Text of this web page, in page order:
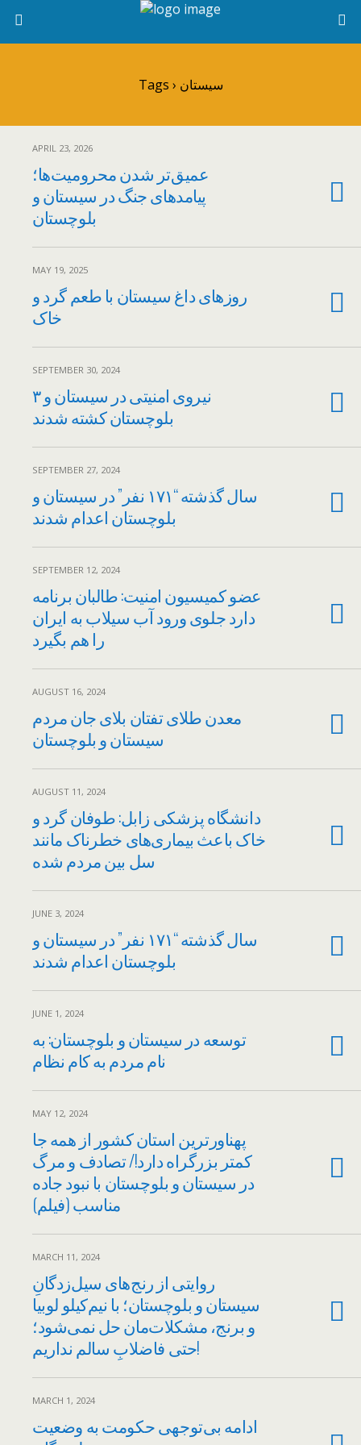
Tags › سیستان
APRIL 23, 2026
عمیق‌تر شدن محرومیت‌ها؛
پیامدهای جنگ در سیستان و
بلوچستان
MAY 19, 2025
روزهای داغ سیستان با طعم گرد و
خاک
SEPTEMBER 30, 2024
۳ نیروی امنیتی در سیستان و
بلوچستان کشته شدند
SEPTEMBER 27, 2024
سال گذشته “۱۷۱ نفر” در سیستان و
بلوچستان اعدام شدند
SEPTEMBER 12, 2024
عضو کمیسیون امنیت: طالبان برنامه
دارد جلوی ورود آب سیلاب به ایران
را هم بگیرد
AUGUST 16, 2024
معدن طلای تفتان بلای جان مردم
سیستان و بلوچستان
AUGUST 11, 2024
دانشگاه پزشکی زابل: طوفان گرد و
خاک باعث بیماری‌های خطرناک مانند
سل بین مردم شده
JUNE 3, 2024
سال گذشته “۱۷۱ نفر” در سیستان و
بلوچستان اعدام شدند
JUNE 1, 2024
توسعه‌ در سیستان و بلوچستان: به
نام مردم به‌ کام نظام
MAY 12, 2024
پهناورترین استان کشور از همه جا
کمتر بزرگراه دارد!/ تصادف و مرگ
در سیستان و بلوچستان با نبود جاده
مناسب (فیلم)
MARCH 11, 2024
روایتی از رنج‌های سیل‌زدگانِ
سیستان و بلوچستان؛ با نیم‌کیلو لوبیا
و برنج، مشکلات‌مان حل نمی‌شود؛
حتی فاضلابِ سالم نداریم!
MARCH 1, 2024
ادامه بی‌توجهی حکومت به وضعیت